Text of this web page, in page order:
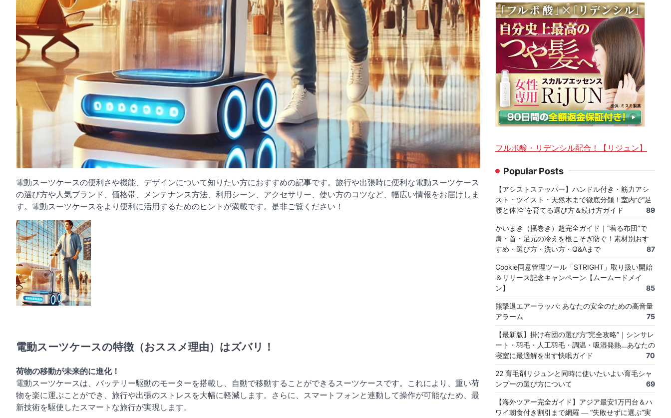
電動スーツケースの便利さや機能、デザインについて知りたい方におすすめの記事です。旅行や出張時に便利な電動スーツケース
の選び方や人気ブランド、価格帯、メンテナンス方法、利用シーン、アクセサリー、使い方のコツなど、幅広い情報をお届けしま
す。電動スーツケースをより便利に活用するためのヒントが満載です。是非ご覧ください！
電動スーツケースの特徴（おススメ理由）はズバリ！
荷物の移動が未来的に進化！
電動スーツケースは、バッテリー駆動のモーターを搭載し、自動で移動することができるスーツケースです。これにより、重い荷
物を楽に運ぶことができ、旅行や出張のストレスを大幅に軽減します。さらに、スマートフォンと連動して操作が可能なため、最
新技術を駆使したスマートな旅行が実現します。
フルボ酸・リデンシル配合！【リジュン】
Popular Posts
【アシストステッパー】ハンドル付き・筋力アシ
スト・ツイスト・天然木まで徹底分類！室内で“足
腰と体幹”を育てる選び方＆続け方ガイド
89
かいまき（掻巻き）超完全ガイド｜“着る布団”で
肩・首・足元の冷えを根こそぎ防ぐ！素材別おす
すめ・選び方・洗い方・Q&Aまで
87
Cookie同意管理ツール「STRIGHT」取り扱い開始
＆リリース記念キャンペーン【ムームードメイ
ン】
85
熊撃退エアーラッパ: あなたの安全のための高音量
アラーム
75
【最新版】掛け布団の選び方“完全攻略”｜シンサレ
ート・羽毛・人工羽毛・調温・吸湿発熱…あなたの
寝室に最適解を出す快眠ガイド
70
22 育毛剤リジュンと同時に使いたいよい育毛シャ
ンプーの選び方について
69
【海外ツアー完全ガイド】アジア最安1万円台＆ハ
ワイ朝食付き割引まで網羅 ― “失敗せずに選ぶ”実